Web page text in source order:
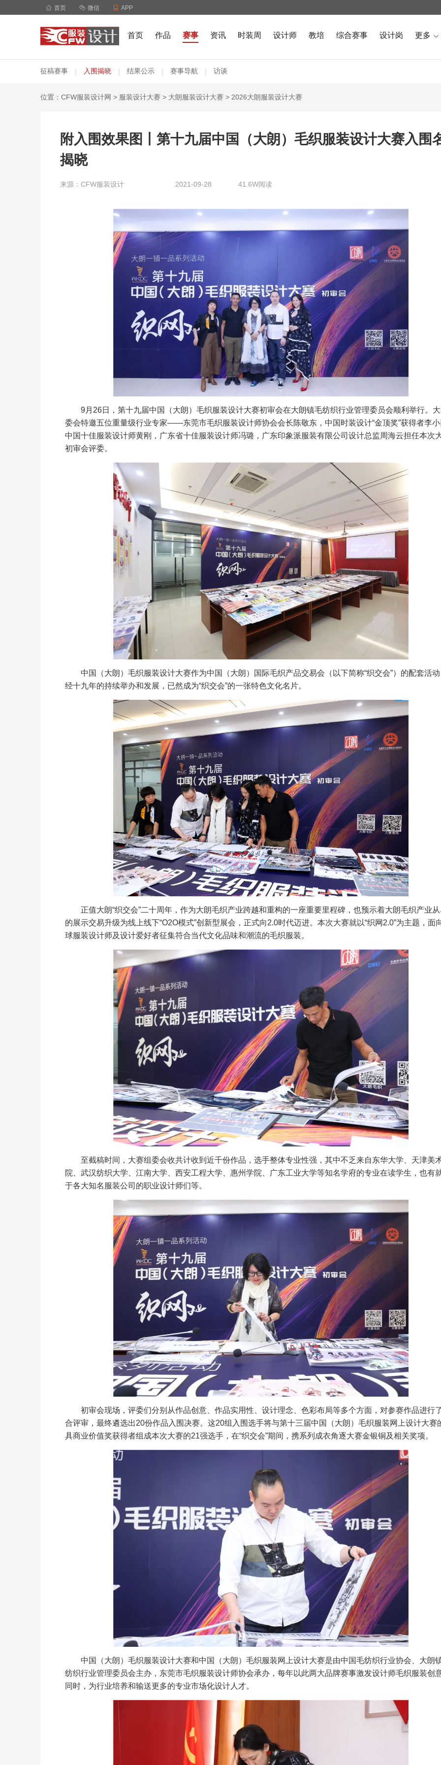
 首页  微信  APP
首页 作品 赛事 资讯 时装周 设计师 教培 综合赛事 设计岗 更多 
征稿赛事 | 入围揭晓 | 结果公示 | 赛事导航 | 访谈
位置： CFW服装设计网 > 服装设计大赛 > 大朗服装设计大赛 > 2026大朗服装设计大赛
附入围效果图丨第十九届中国（大朗）毛织服装设计大赛入围
揭晓
来源：CFW服装设计 2021-09-28 41.6W阅读
9月26日，第十九届中国（大朗）毛织服装设计大赛初审会在大朗镇毛纺织行业管理委员会顺利举行。
委会特邀五位重量级行业专家——东莞市毛织服装设计师协会会长陈敬东，中国时装设计“金顶奖”获得者李
中国十佳服装设计师黄刚，广东省十佳服装设计师冯璐，广东印象派服装有限公司设计总监周海云担任本次
初审会评委。
中国（大朗）毛织服装设计大赛作为中国（大朗）国际毛织产品交易会（以下简称“织交会”）的配套活
经十九年的持续举办和发展，已然成为“织交会”的一张特色文化名片。
正值大朗“织交会”二十周年，作为大朗毛织产业跨越和重构的一座重要里程碑，也预示着大朗毛织产业
的展示交易升级为线上线下“O2O模式”创新型展会，正式向2.0时代迈进。本次大赛就以“织网2.0”为主题，面
球服装设计师及设计爱好者征集符合当代文化品味和潮流的毛织服装。
至截稿时间，大赛组委会收共计收到近千份作品，选手整体专业性强，其中不乏来自东华大学、天津美
院、武汉纺织大学、江南大学、西安工程大学、惠州学院、广东工业大学等知名学府的专业在读学生，也有
于各大知名服装公司的职业设计师们等。
初审会现场，评委们分别从作品创意、作品实用性、设计理念、色彩布局等多个方面，对参赛作品进行
合评审，最终遴选出20份作品入围决赛。这20组入围选手将与第十三届中国（大朗）毛织服装网上设计大赛
具商业价值奖获得者组成本次大赛的21强选手，在“织交会”期间，携系列成衣角逐大赛金银铜及相关奖项。
中国（大朗）毛织服装设计大赛和中国（大朗）毛织服装网上设计大赛是由中国毛纺织行业协会、大朗
纺织行业管理委员会主办，东莞市毛织服装设计师协会承办，每年以此两大品牌赛事激发设计师毛织服装创
同时，为行业培养和输送更多的专业市场化设计人才。